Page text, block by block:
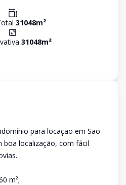
31048m²
31048m²
para locação em São
boa localização, com fácil
m²;